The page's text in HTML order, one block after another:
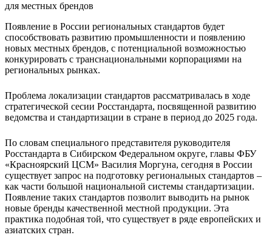
Появление в России региональных стандартов будет
способствовать развитию промышленности и появлению
новых местных брендов, с потенциальной возможностью
конкурировать с транснациональными корпорациями на
региональных рынках.
Проблема локализации стандартов рассматривалась в ходе
стратегической сесии Росстандарта, посвященной развитию
ведомства и стандартизации в стране в период до 2025 года.
По словам специального представителя руководителя
Росстандарта в Сибирском Федеральном округе, главы ФБУ
«Красноярский ЦСМ» Василия Моргуна, сегодня в России
существует запрос на подготовку региональных стандартов –
как части большой национальной системы стандартизации.
Появление таких стандартов позволит выводить на рынок
новые бренды качественной местной продукции. Эта
практика подобная той, что существует в ряде европейских и
азиатских стран.